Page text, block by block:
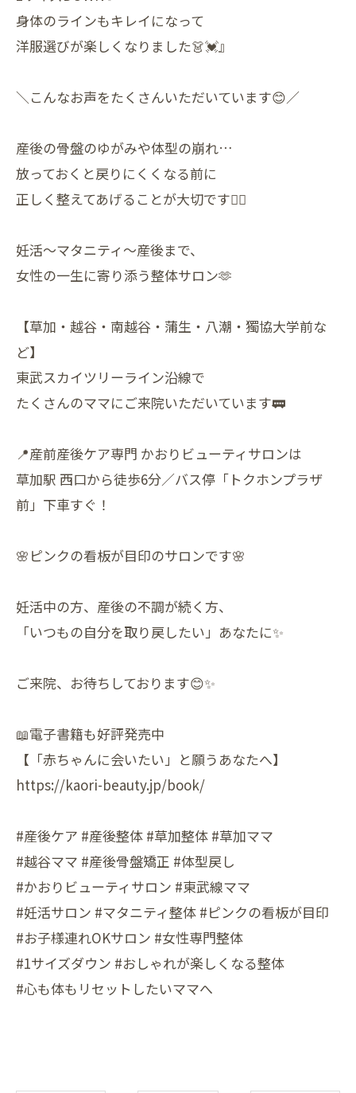
身体のラインもキレイになって
洋服選びが楽しくなりました👗💓』
＼こんなお声をたくさんいただいています😊／
産後の骨盤のゆがみや体型の崩れ…
放っておくと戻りにくくなる前に
正しく整えてあげることが大切です🧘‍♀️
妊活〜マタニティ〜産後まで、
女性の一生に寄り添う整体サロン🫶
【草加・越谷・南越谷・蒲生・八潮・獨協大学前な
ど】
東武スカイツリーライン沿線で
たくさんのママにご来院いただいています🚃
📍産前産後ケア専門 かおりビューティサロンは
草加駅 西口から徒歩6分／バス停「トクホンプラザ
前」下車すぐ！
🌸ピンクの看板が目印のサロンです🌸
妊活中の方、産後の不調が続く方、
「いつもの自分を取り戻したい」あなたに✨
ご来院、お待ちしております😊✨
📖電子書籍も好評発売中
【「赤ちゃんに会いたい」と願うあなたへ】
https://kaori-beauty.jp/book/
#産後ケア #産後整体 #草加整体 #草加ママ
#越谷ママ #産後骨盤矯正 #体型戻し
#かおりビューティサロン #東武線ママ
#妊活サロン #マタニティ整体 #ピンクの看板が目印
#お子様連れOKサロン #女性専門整体
#1サイズダウン #おしゃれが楽しくなる整体
#心も体もリセットしたいママへ